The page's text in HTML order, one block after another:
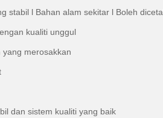
stabil l Bahan alam sekitar l Boleh
kualiti unggul
merosakkan
dan sistem kualiti yang baik